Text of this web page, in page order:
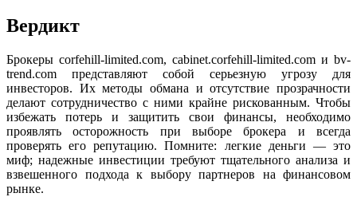
Вердикт
Брокеры corfehill-limited.com, cabinet.corfehill-limited.com и bv-
trend.com представляют собой серьезную угрозу для
инвесторов. Их методы обмана и отсутствие прозрачности
делают сотрудничество с ними крайне рискованным. Чтобы
избежать потерь и защитить свои финансы, необходимо
проявлять осторожность при выборе брокера и всегда
проверять его репутацию. Помните: легкие деньги — это
миф; надежные инвестиции требуют тщательного анализа и
взвешенного подхода к выбору партнеров на финансовом
рынке.